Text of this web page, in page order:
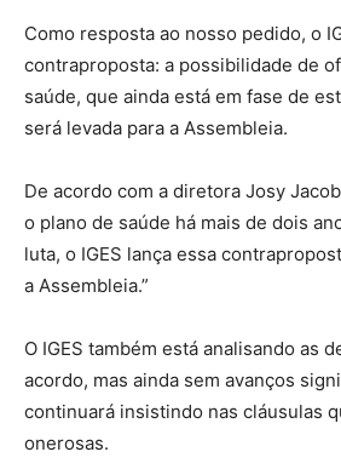
Como resposta ao nosso pedido, o
contraproposta: a possibilidade de
saúde, que ainda está em fase de
será levada para a Assembleia.
De acordo com a diretora Josy
o plano de saúde há mais de dois
luta, o IGES lança essa
a Assembleia.”
O IGES também está analisando as
acordo, mas ainda sem avanços
continuará insistindo nas cláusulas
onerosas.